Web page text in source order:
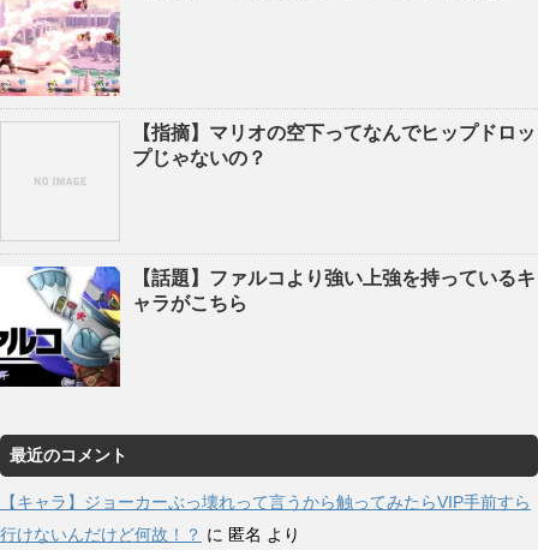
【指摘】マリオの空下ってなんでヒップドロッ
プじゃないの？
【話題】ファルコより強い上強を持っているキ
ャラがこちら
最近のコメント
【キャラ】ジョーカーぶっ壊れって言うから触ってみたらVIP手前すら
行けないんだけど何故！？ に 匿名 より